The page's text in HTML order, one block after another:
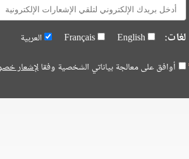
E-
mail:
لغات: English
Français
العربية
أوافق على معالجة بياناتي الشخصية وفقالإشعار